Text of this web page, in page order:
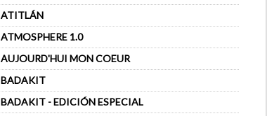
ATITLÁN
ATMOSPHERE 1.0
AUJOURD'HUI MON COEUR
BADAKIT
BADAKIT - EDICIÓN ESPECIAL